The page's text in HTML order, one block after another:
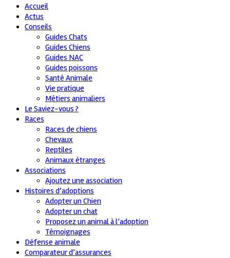
Accueil
Actus
Conseils
Guides Chats
Guides Chiens
Guides NAC
Guides poissons
Santé Animale
Vie pratique
Métiers animaliers
Le Saviez-vous ?
Races
Races de chiens
Chevaux
Reptiles
Animaux étranges
Associations
Ajoutez une association
Histoires d’adoptions
Adopter un Chien
Adopter un chat
Proposez un animal à l’adoption
Témoignages
Défense animale
Comparateur d’assurances